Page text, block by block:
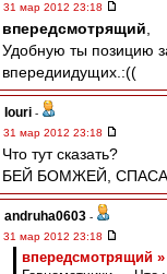
31 мар 2012 23:18
впередсмотрящий
Удобную ты позицию
впередиидущих.:((
Iouri -
31 мар 2012 23:18
Что тут сказать?
БЕЙ БОМЖЕЙ,
andruha0603 -
31 мар 2012 23:18
впередсмотрящий »